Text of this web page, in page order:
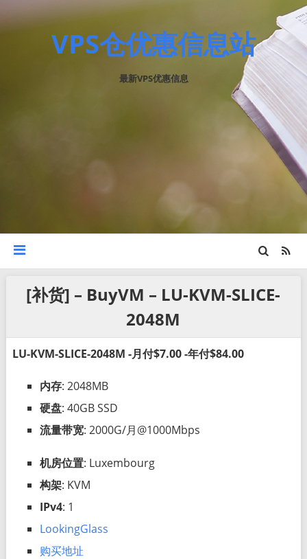
VPS仓优惠信息站
最新VPS优惠信息
[补货] – BuyVM – LU-KVM-SLICE-
2048M
LU-KVM-SLICE-2048M -月付$7.00 -年付$84.00
内存: 2048MB
硬盘: 40GB SSD
流量带宽: 2000G/月@1000Mbps
机房位置: Luxembourg
构架: KVM
IPv4: 1
LookingGlass
购买地址